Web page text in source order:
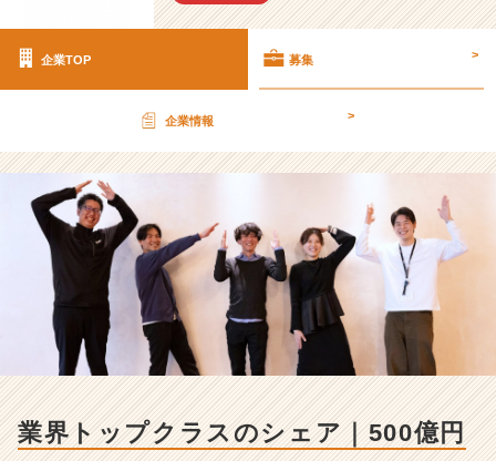
求
人
業
プ
ス
の
シ
｜
企業TOP 募集 >
企業情報 >
業界トップクラスのシェア｜500億円